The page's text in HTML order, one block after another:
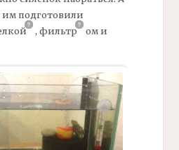
подготовили
, фильтр оми